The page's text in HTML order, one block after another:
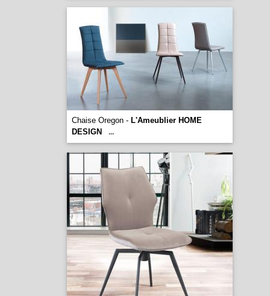
Chaise Oregon - L'Ameublier HOME
DESIGN
...